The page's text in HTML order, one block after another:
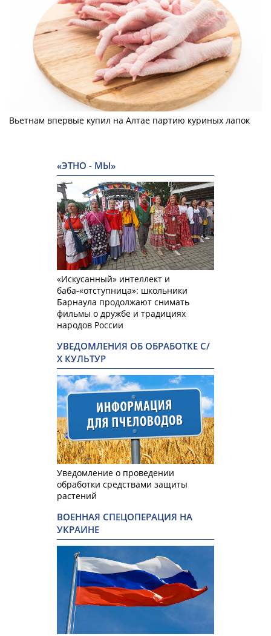
Вьетнам впервые купил на Алтае партию куриных лапок
«ЭТНО - МЫ»
«Искусанный» интеллект и
баба-«отступница»: школьники
Барнаула продолжают снимать
фильмы о дружбе и традициях
народов России
УВЕДОМЛЕНИЯ ОБ ОБРАБОТКЕ С/
Х КУЛЬТУР
Уведомление о проведении
обработки средствами защиты
растений
ВОЕННАЯ СПЕЦОПЕРАЦИЯ НА
УКРАИНЕ